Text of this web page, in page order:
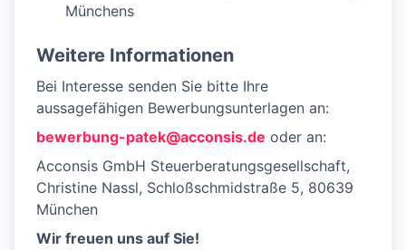
Münchens
Weitere Informationen
Bei Interesse senden Sie bitte Ihre
aussagefähigen Bewerbungsunterlagen an:
bewerbung-patek@acconsis.de oder an:
Acconsis GmbH Steuerberatungsgesellschaft,
Christine Nassl, Schloßschmidstraße 5, 80639
München
Wir freuen uns auf Sie!